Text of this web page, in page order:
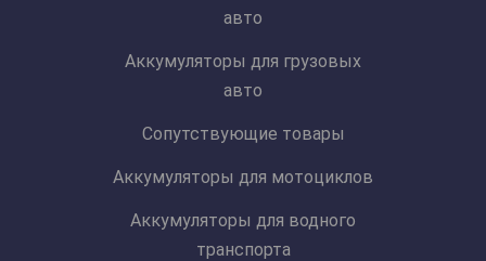
авто
Аккумуляторы для грузовых
авто
Сопутствующие товары
Аккумуляторы для мотоциклов
Аккумуляторы для водного
транспорта